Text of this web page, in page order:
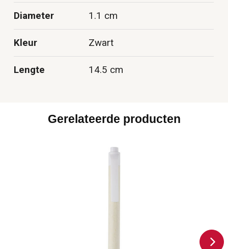
Diameter 1.1 cm
Kleur Zwart
Lengte 14.5 cm
Gerelateerde producten